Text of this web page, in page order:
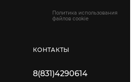
Политика использования
файлов cookie
КОНТАКТЫ
8(831)4290614